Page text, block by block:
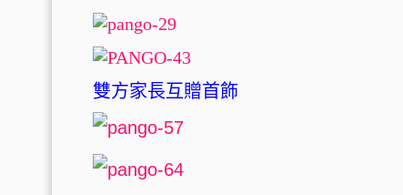
雙方家長互贈首飾